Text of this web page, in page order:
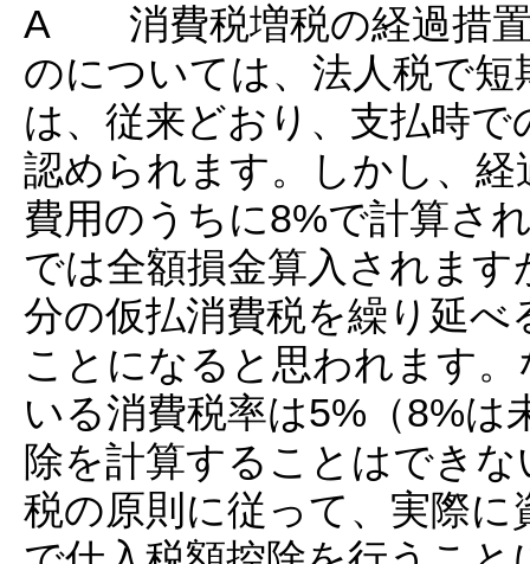
A 消費税増税の経過措置
のについては、法人税で
は、従来どおり、支払時
認められます。しかし、
費用のうちに8%で計算さ
では全額損金算入されま
分の仮払消費税を繰り延
ことになると思われます
いる消費税率は5%（8%は
除を計算することはでき
税の原則に従って、実際